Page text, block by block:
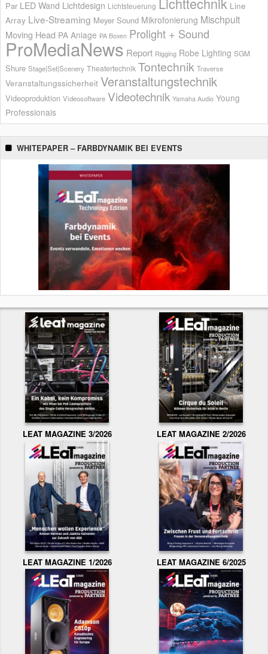
Par LED Wand Lichtdesign Lichtsteuerung
Line
Array Live-Streaming Meyer Sound Mikrofonierung Mischpult
Moving Head PA Anlage PA Boxen Prolight + Sound
ProMediaNews Report Rigging Robe Lighting SGM
Shure Stage|Set|Scenery Theatertechnik Tontechnik Traverse
Veranstaltungssicherheit Veranstaltungstechnik
Videoproduktion Videosoftware Videotechnik Yamaha Audio Young
Professionals
WHITEPAPER – FARBDYNAMIK BEI EVENTS
LEAT MAGAZINE 3/2026 LEAT MAGAZINE 2/2026
LEAT MAGAZINE 1/2026 LEAT MAGAZINE 6/2025